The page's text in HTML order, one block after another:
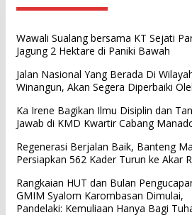
Wawali Sualang bersama KT Sejati
Jagung 2 Hektare di Paniki Bawah
Jalan Nasional Yang Berada Di
Winangun, Akan Segera Diperbaiki
Ka Irene Bagikan Ilmu Disiplin dan
Jawab di KMD Kwartir Cabang
Regenerasi Berjalan Baik, Banteng
Persiapkan 562 Kader Turun ke Akar
Rangkaian HUT dan Bulan
GMIM Syalom Karombasan Dimulai,
Pandelaki: Kemuliaan Hanya Bagi